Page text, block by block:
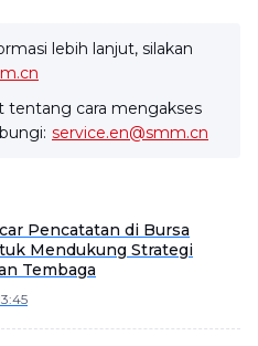
lebih lanjut, silakan
tentang cara mengakses
service.en@smm.cn
Pencatatan di Bursa
Mendukung Strategi
Tembaga